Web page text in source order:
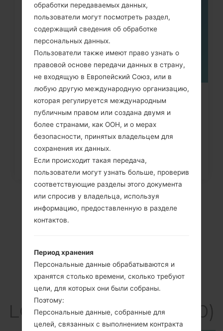
Как удалить все данные с
телефона через меню на LG...
Видео
LGKH5800(LGKH5800)
обработки передаваемых данных,
пользователи могут посмотреть раздел,
содержащий сведения об обработке
персональных данных.
Пользователи также имеют право узнать о
правовой основе передачи данных в страну,
не входящую в Европейский Союз, или в
любую другую международную организацию,
которая регулируется международным
публичным правом или создана двумя и
более странами, как ООН, и о мерах
безопасности, принятых владельцем для
сохранения их данных.
Если происходит такая передача,
пользователи могут узнать больше, проверив
соответствующие разделы этого документа
или спросив у владельца, используя
информацию, предоставленную в разделе
контактов.
Период хранения
Персональные данные обрабатываются и
хранятся столько времени, сколько требуют
цели, для которых они были собраны.
Поэтому:
Персональные данные, собранные для
целей, связанных с выполнением контракта